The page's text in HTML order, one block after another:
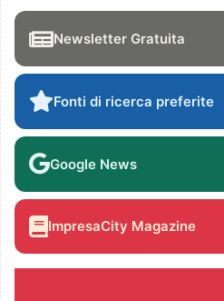
Newsletter Gratuita
Fonti di ricerca preferite
Google News
ImpresaCity Magazine